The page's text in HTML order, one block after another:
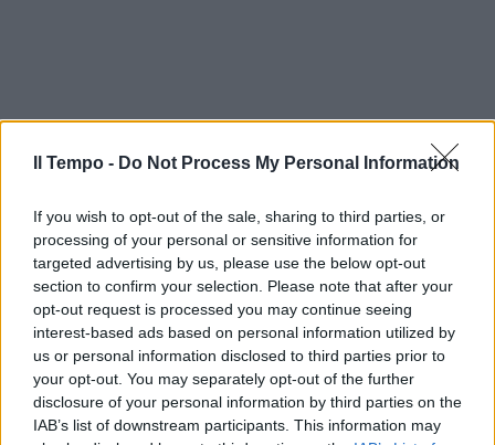
Il Tempo - Do Not Process My Personal Information
If you wish to opt-out of the sale, sharing to third parties, or
processing of your personal or sensitive information for
targeted advertising by us, please use the below opt-out
section to confirm your selection. Please note that after your
opt-out request is processed you may continue seeing
interest-based ads based on personal information utilized by
us or personal information disclosed to third parties prior to
your opt-out. You may separately opt-out of the further
disclosure of your personal information by third parties on the
IAB’s list of downstream participants. This information may
In evidenza